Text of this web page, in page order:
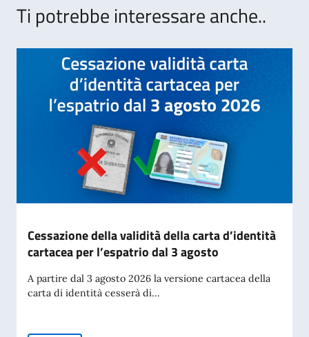
Ti potrebbe interessare anche..
Cessazione della validità della carta d’identità
cartacea per l’espatrio dal 3 agosto
A partire dal 3 agosto 2026 la versione cartacea della
carta di identità cesserà di...